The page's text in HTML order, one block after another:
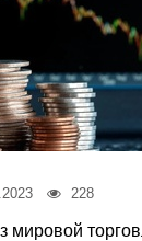
228
мировой